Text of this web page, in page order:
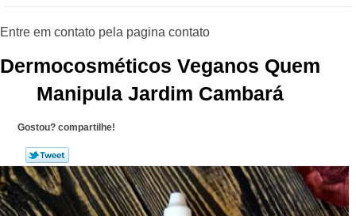
Dermocosméticos Veganos Quem
Manipula Jardim Cambará
Gostou? compartilhe!